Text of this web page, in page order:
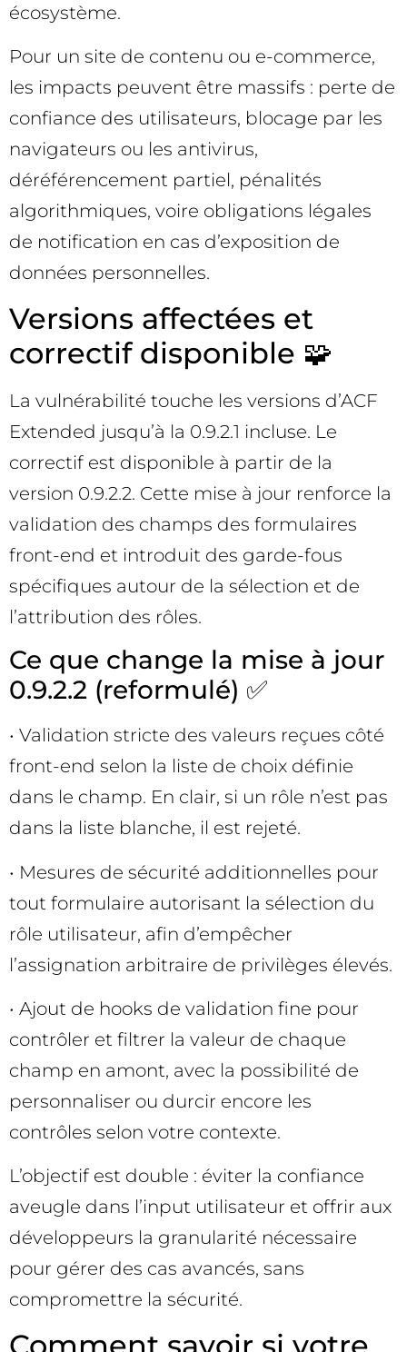
écosystème.
Pour un site de contenu ou e-commerce,
les impacts peuvent être massifs : perte de
confiance des utilisateurs, blocage par les
navigateurs ou les antivirus,
déréférencement partiel, pénalités
algorithmiques, voire obligations légales
de notification en cas d’exposition de
données personnelles.
Versions affectées et
correctif disponible 🧩
La vulnérabilité touche les versions d’ACF
Extended jusqu’à la 0.9.2.1 incluse. Le
correctif est disponible à partir de la
version 0.9.2.2. Cette mise à jour renforce la
validation des champs des formulaires
front-end et introduit des garde-fous
spécifiques autour de la sélection et de
l’attribution des rôles.
Ce que change la mise à jour
0.9.2.2 (reformulé) ✅
• Validation stricte des valeurs reçues côté
front-end selon la liste de choix définie
dans le champ. En clair, si un rôle n’est pas
dans la liste blanche, il est rejeté.
• Mesures de sécurité additionnelles pour
tout formulaire autorisant la sélection du
rôle utilisateur, afin d’empêcher
l’assignation arbitraire de privilèges élevés.
• Ajout de hooks de validation fine pour
contrôler et filtrer la valeur de chaque
champ en amont, avec la possibilité de
personnaliser ou durcir encore les
contrôles selon votre contexte.
L’objectif est double : éviter la confiance
aveugle dans l’input utilisateur et offrir aux
développeurs la granularité nécessaire
pour gérer des cas avancés, sans
compromettre la sécurité.